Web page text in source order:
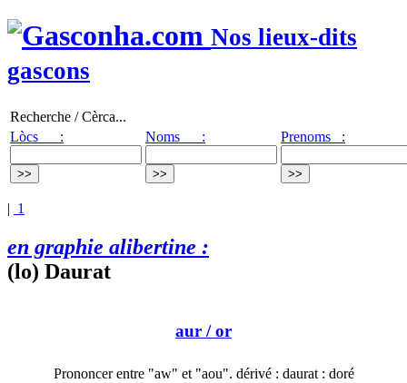
Nos lieux-dits
gascons
Recherche / Cèrca...
Lòcs :
Noms : Prenoms :
| 1
en graphie alibertine :
(lo) Daurat
aur / or
Prononcer entre "aw" et "aou". dérivé : daurat : doré